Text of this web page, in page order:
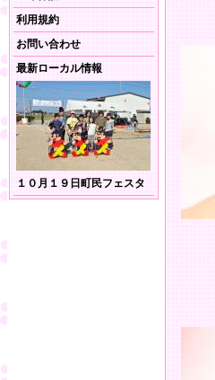
利用規約
お問い合わせ
最新ローカル情報
１０月１９日町民フェスタ